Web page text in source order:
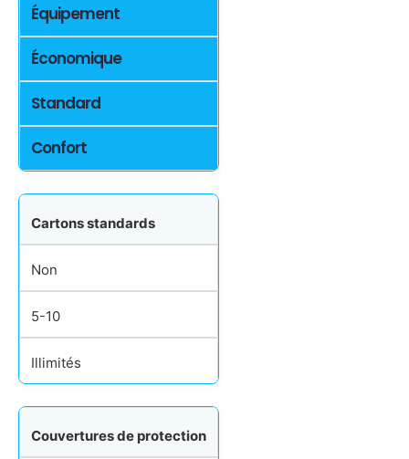
Équipement
Économique
Standard
Confort
Cartons standards
Non
5-10
Illimités
Couvertures de protection